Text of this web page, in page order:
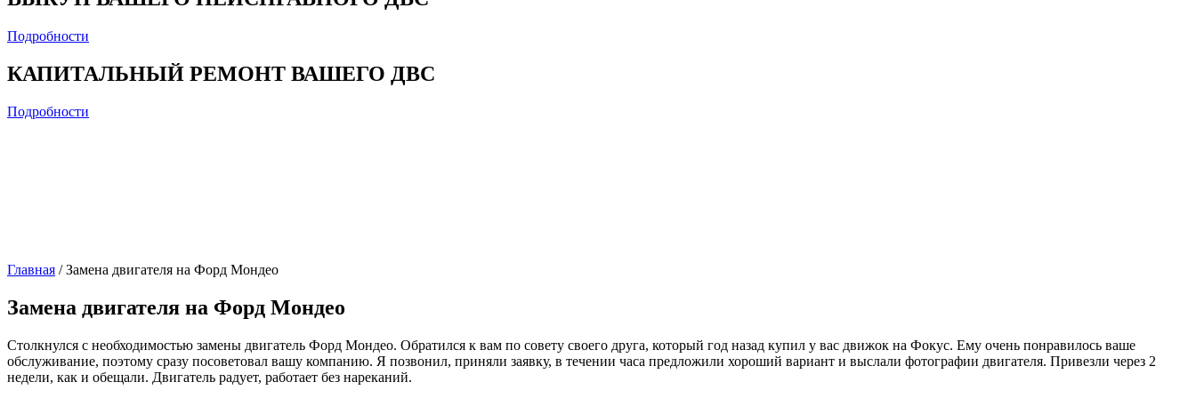
Подробности
КАПИТАЛЬНЫЙ РЕМОНТ ВАШЕГО ДВС
Подробности
Главная /Замена двигателя на Форд Мондео
Замена двигателя на Форд Мондео
Столкнулся с необходимостью замены двигатель Форд Мондео. Обратился к вам по совету своего друга, который год назад купил у вас движок на Фокус. Ему очень понравилось ваше
обслуживание, поэтому сразу посоветовал вашу компанию. Я позвонил, приняли заявку, в течении часа предложили хороший вариант и выслали фотографии двигателя. Привезли через 2
недели, как и обещали. Двигатель радует, работает без нареканий.